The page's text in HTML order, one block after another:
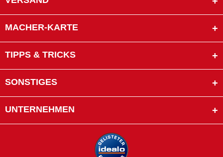
MACHER-KARTE
TIPPS & TRICKS
SONSTIGES
UNTERNEHMEN